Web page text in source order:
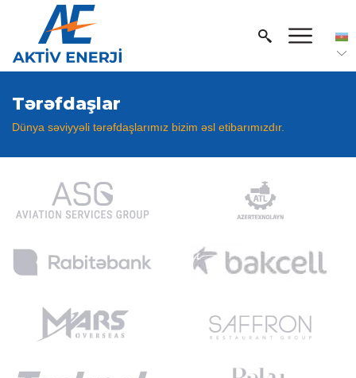
Tərəfdaşlar
Dünya səviyyəli tərəfdaşlarımız bizim əsl etibarımızdır.